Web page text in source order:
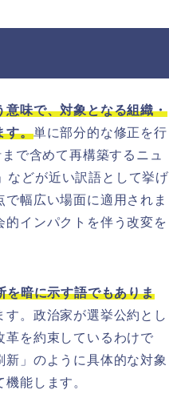
意味で、対象となる組織・
す。単に部分的な修正を行
で含めて再構築するニュ
などが近い訳語として挙げ
幅広い場面に適用されま
インパクトを伴う改変を
を暗に示す語でもありま
。政治家が選挙公約とし
革を約束しているわけで
」のように具体的な対象
能します。